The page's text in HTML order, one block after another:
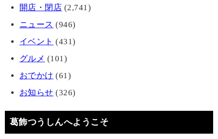
開店・閉店 (2,741)
ニュース (946)
イベント (431)
グルメ (101)
おでかけ (61)
お知らせ (326)
葛飾つうしんへようこそ